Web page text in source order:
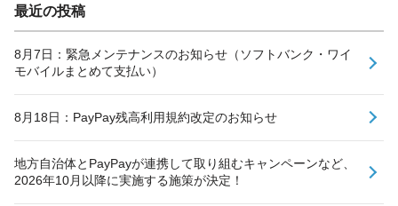
最近の投稿
8月7日：緊急メンテナンスのお知らせ（ソフトバンク・ワイ
モバイルまとめて支払い）
8月18日：PayPay残高利用規約改定のお知らせ
地方自治体とPayPayが連携して取り組むキャンペーンなど、
2026年10月以降に実施する施策が決定！